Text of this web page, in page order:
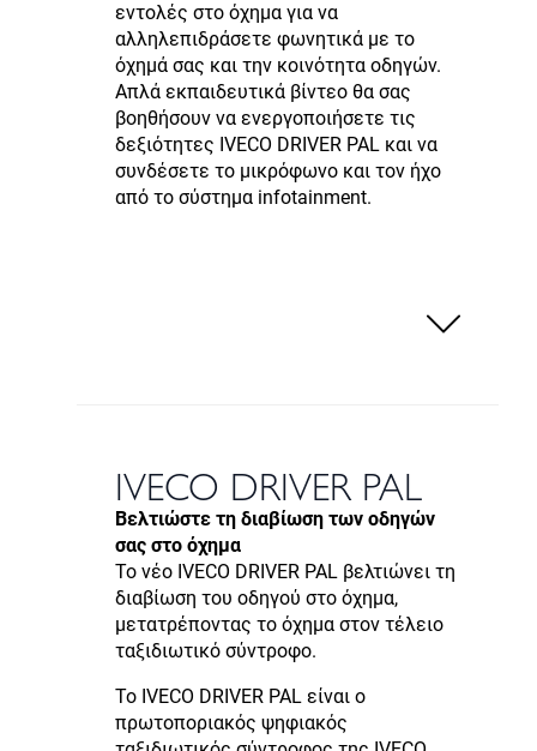
εντολές στο όχημα για να
αλληλεπιδράσετε φωνητικά με το
όχημά σας και την κοινότητα οδηγών.
Απλά εκπαιδευτικά βίντεο θα σας
βοηθήσουν να ενεργοποιήσετε τις
δεξιότητες IVECO DRIVER PAL και να
συνδέσετε το μικρόφωνο και τον ήχο
από το σύστημα infotainment.
IVECO DRIVER PAL
Βελτιώστε τη διαβίωση των οδηγών
σας στο όχημα
Το νέο IVECO DRIVER PAL βελτιώνει τη
διαβίωση του οδηγού στο όχημα,
μετατρέποντας το όχημα στον τέλειο
ταξιδιωτικό σύντροφο.
Το IVECO DRIVER PAL είναι ο
πρωτοποριακός ψηφιακός